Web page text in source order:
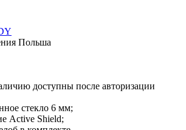
Польша
доступны после авторизации
стекло 6 мм;
Active Shield;